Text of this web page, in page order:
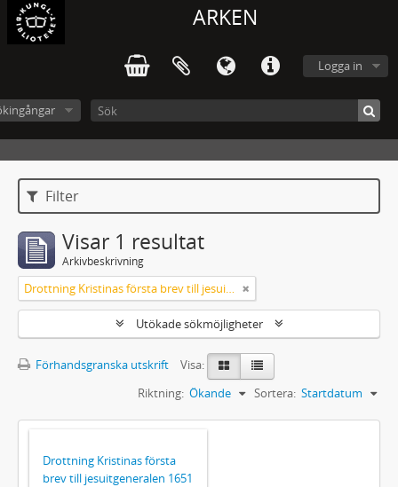
ARKEN
Logga in
Filter
Visar 1 resultat
Arkivbeskrivning
Drottning Kristinas första brev till jesuitgeneralen 1651
Utökade sökmöjligheter
Förhandsgranska utskrift
Visa:
Sortera: Startdatum
Riktning: Ökande
Drottning Kristinas första
brev till jesuitgeneralen 1651